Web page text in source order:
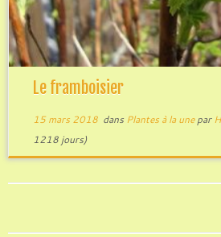
Le framboisier
15 mars 2018dans Plantes à la unepar
1218 jours)